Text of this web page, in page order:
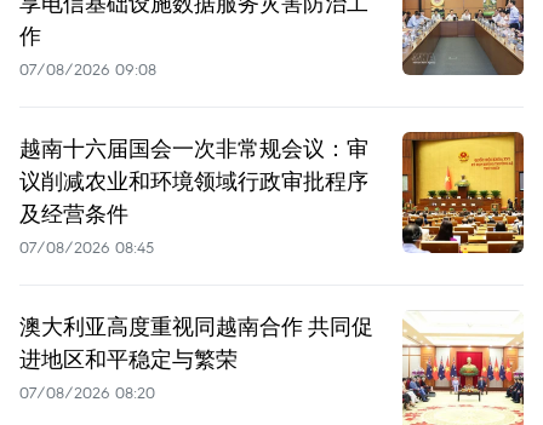
作
07/08/2026 09:08
越南十六届国会一次非常规会议：审
议削减农业和环境领域行政审批程序
及经营条件
07/08/2026 08:45
澳大利亚高度重视同越南合作 共同促
进地区和平稳定与繁荣
07/08/2026 08:20